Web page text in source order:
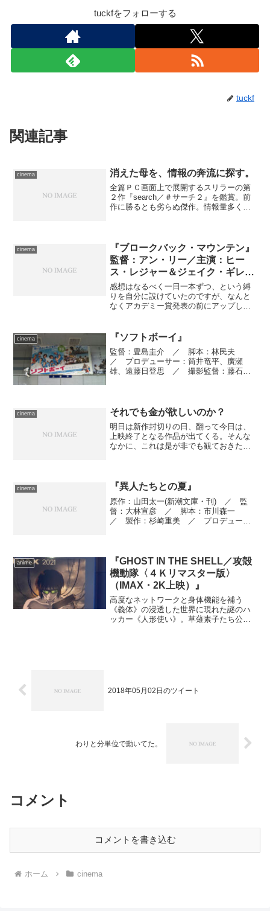
tuckfをフォローする
tuckf
関連記事
cinema 消えた母を、情報の奔流に探す。
全篇ＰＣ画面上で展開するスリラーの第
２作『search／＃サーチ２』を鑑賞。前
作に勝るとも劣らぬ傑作。情報量多くて
cinema
『ブロークバック・マウンテン』
監督：アン・リー／主演：ヒー
ス・レジャー＆ジェイク・ギレン
ホール／配給：WISEPOLICY
感想はなるべく一日一本ずつ、という縛
りを自分に設けていたのですが、なんと
なくアカデミー賞発表の前にアップして
魚籠のなかはちゃんと確認しましょ
う。」からどうぞ。ある意味教...
cinema 『ソフトボーイ』
監督：豊島圭介 ／ 脚本：林民夫
／ プロデューサー：筒井竜平、廣瀬
雄、遠藤日登思 ／ 撮影監督：藤石
／ 編集：日下部元孝 ／ 衣裳：澤...
cinema それでも金が欲しいのか？
明日は新作封切りの日、翻って今日は、
上映終了となる作品が出てくる。そんな
なかに、これは是が非でも観ておきた
日の上映は僅か２回、うち...
cinema 『異人たちとの夏』
原作：山田太一(新潮文庫・刊) ／ 監
督：大林宣彦 ／ 脚本：市川森一
／ 製作：杉崎重美 ／ プロデューサ
田満 ／ 音楽：篠崎正嗣 ...
anime
『GHOST IN THE SHELL／攻殻
機動隊〈４Ｋリマスター版〉
（IMAX・2K上映）』
高度なネットワークと身体機能を補う
《義体》の浸透した世界に現れた謎のハ
ッカー《人形使い》。草薙素子たち公安
2018年05月02日のツイート
わりと分単位で動いてた。
コメント
コメントを書き込む
ホーム cinema